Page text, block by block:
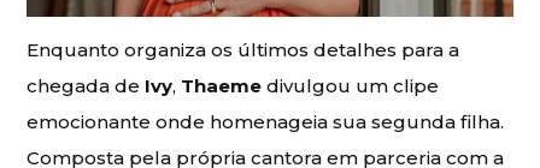
Enquanto organiza os últimos detalhes para a
chegada de Ivy, Thaemedivulgou um clipe
emocionante onde homenageia sua segunda filha.
Composta pela própria cantora em parceria com a